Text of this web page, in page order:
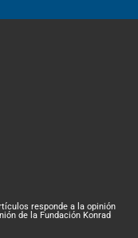
responde a la opinión
de la Fundación Konrad